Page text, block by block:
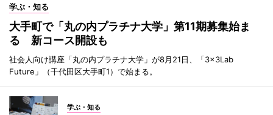
学ぶ・知る
大手町で「丸の内プラチナ大学」第11期募集始ま
る 新コース開設も
社会人向け講座「丸の内プラチナ大学」が8月21日、「3×3Lab
Future」（千代田区大手町1）で始まる。
学ぶ・知る